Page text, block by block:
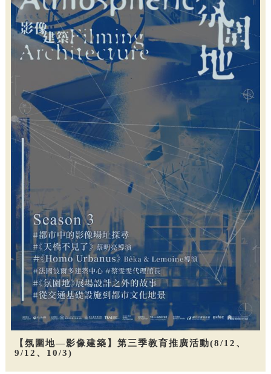
【氛圍地—影像建築】第三季教育推廣活動(8/12、
9/12、10/3)